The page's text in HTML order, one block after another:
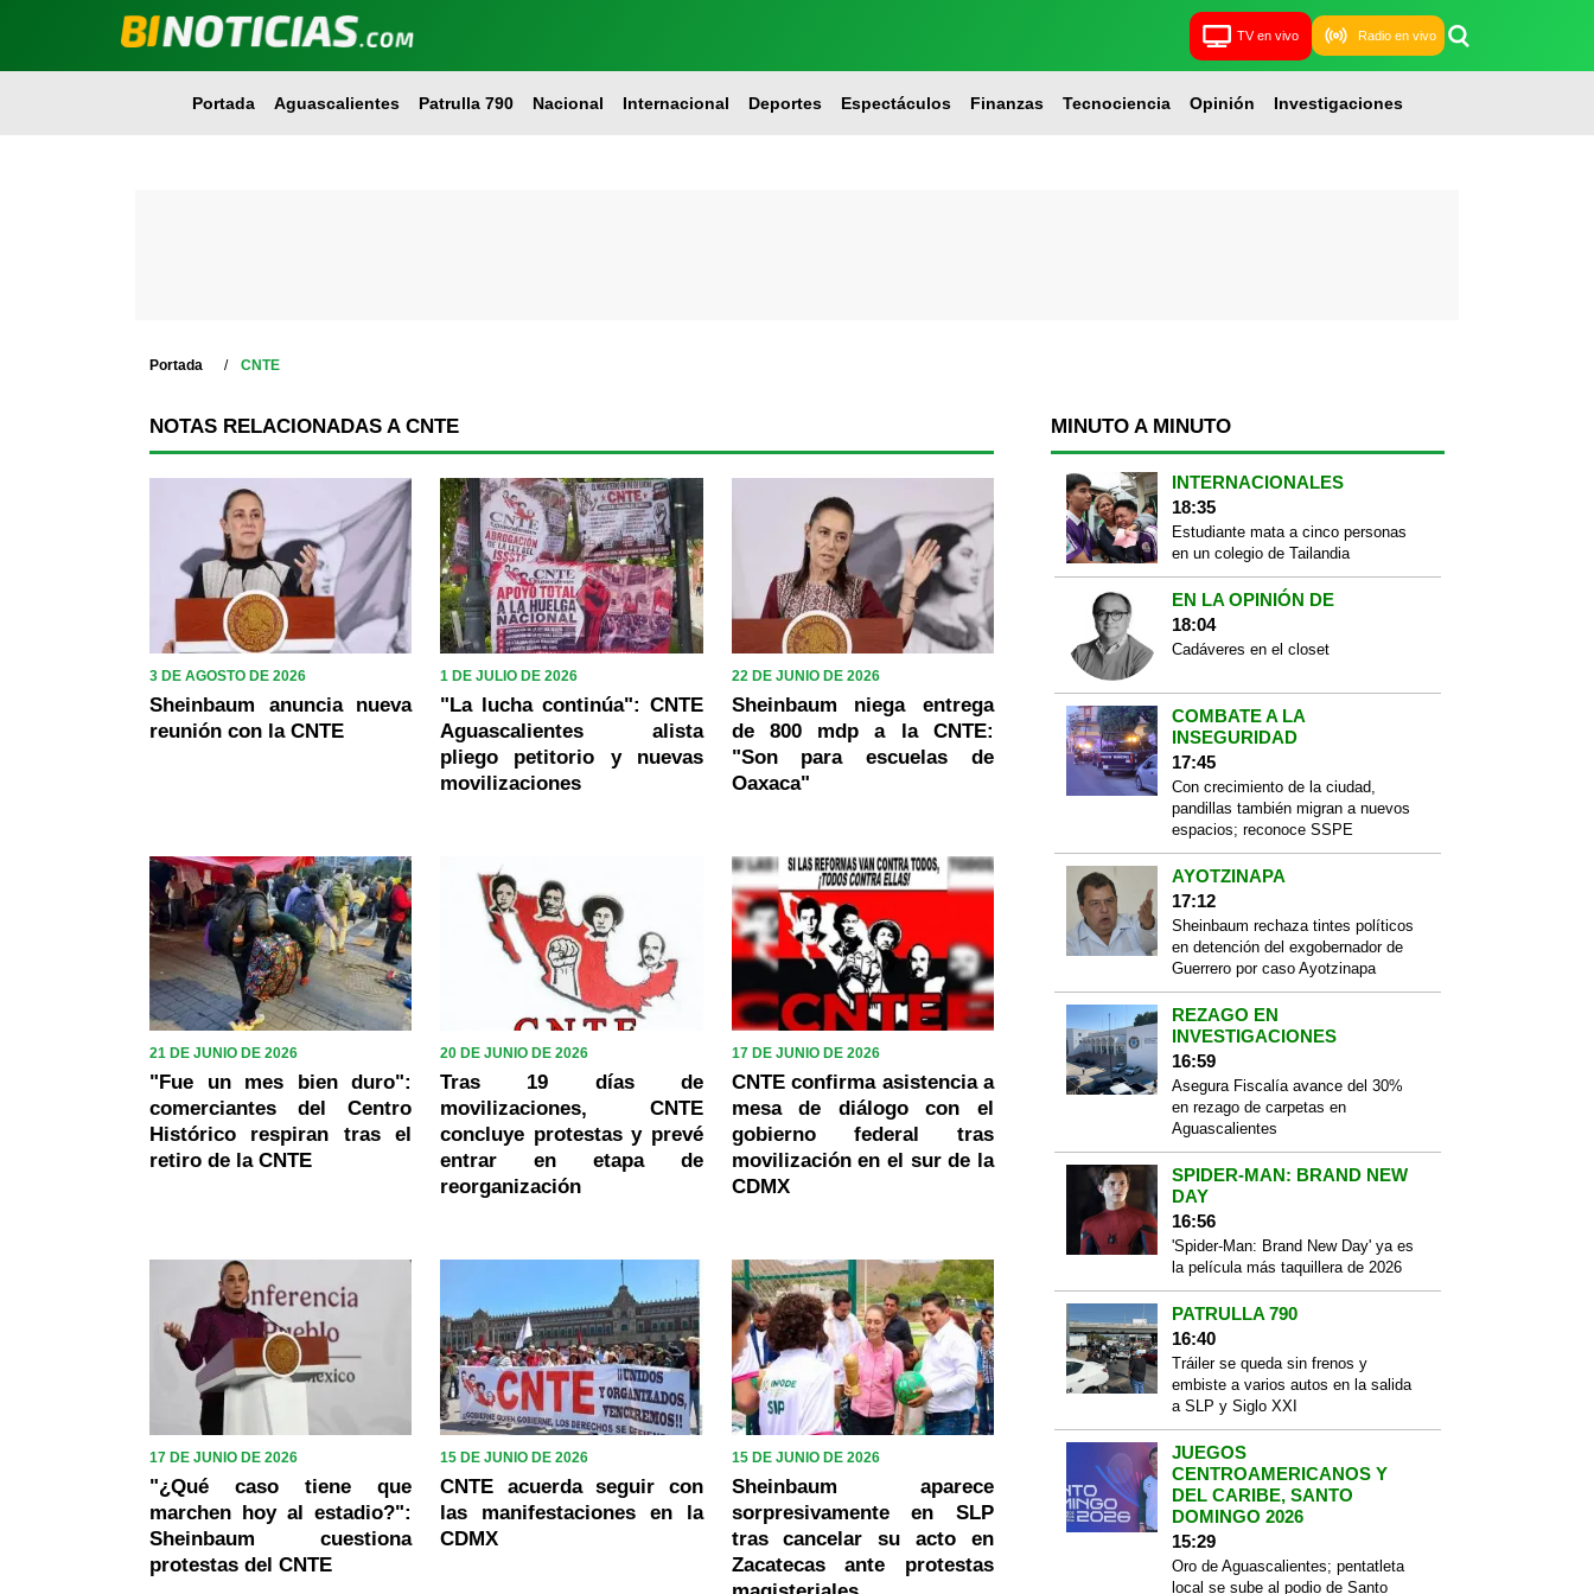
TV en vivo Radio en vivo
Portada Aguascalientes Patrulla 790 Nacional Internacional Deportes Espectáculos Finanzas Tecnociencia Opinión Investigaciones
Portada CNTE
NOTAS RELACIONADAS A CNTE
3 DE AGOSTO DE 2026
Sheinbaum anuncia nueva
reunión con la CNTE
1 DE JULIO DE 2026
"La lucha continúa": CNTE
Aguascalientes alista
pliego petitorio y nuevas
movilizaciones
22 DE JUNIO DE 2026
Sheinbaum niega entrega
de 800 mdp a la CNTE:
"Son para escuelas de
Oaxaca"
21 DE JUNIO DE 2026
"Fue un mes bien duro":
comerciantes del Centro
Histórico respiran tras el
retiro de la CNTE
20 DE JUNIO DE 2026
Tras 19 días de
movilizaciones, CNTE
concluye protestas y prevé
entrar en etapa de
reorganización
17 DE JUNIO DE 2026
CNTE confirma asistencia a
mesa de diálogo con el
gobierno federal tras
movilización en el sur de la
CDMX
17 DE JUNIO DE 2026
"¿Qué caso tiene que
marchen hoy al estadio?":
Sheinbaum cuestiona
protestas del CNTE
15 DE JUNIO DE 2026
CNTE acuerda seguir con
las manifestaciones en la
CDMX
15 DE JUNIO DE 2026
Sheinbaum aparece
sorpresivamente en SLP
tras cancelar su acto en
Zacatecas ante protestas
MINUTO A MINUTO
INTERNACIONALES
18:35
Estudiante mata a cinco personas
en un colegio de Tailandia
EN LA OPINIÓN DE
18:04
Cadáveres en el closet
COMBATE A LA
INSEGURIDAD
17:45
Con crecimiento de la ciudad,
pandillas también migran a nuevos
espacios; reconoce SSPE
AYOTZINAPA
17:12
Sheinbaum rechaza tintes políticos
en detención del exgobernador de
Guerrero por caso Ayotzinapa
REZAGO EN
INVESTIGACIONES
16:59
Asegura Fiscalía avance del 30%
en rezago de carpetas en
Aguascalientes
SPIDER-MAN: BRAND NEW
DAY
16:56
'Spider-Man: Brand New Day' ya es
la película más taquillera de 2026
PATRULLA 790
16:40
Tráiler se queda sin frenos y
embiste a varios autos en la salida
a SLP y Siglo XXI
JUEGOS
CENTROAMERICANOS Y
DEL CARIBE, SANTO
DOMINGO 2026
15:29
Oro de Aguascalientes; pentatleta
local se sube al podio de Santo